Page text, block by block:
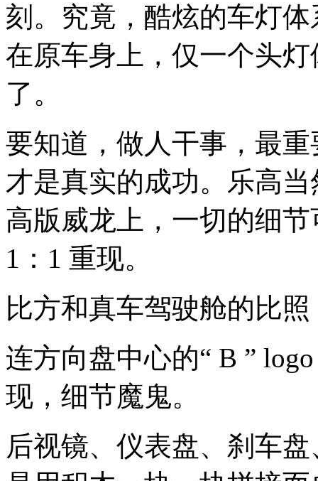
刻。究竟，酷炫的车灯
在原车身上，仅一个头
了。
要知道，做人干事，最
才是真实的成功。乐高
高版威龙上，一切的细
1：1 重现。
比方和真车驾驶舱的比
连方向盘中心的“ B ”
现，细节魔鬼。
后视镜、仪表盘、刹车